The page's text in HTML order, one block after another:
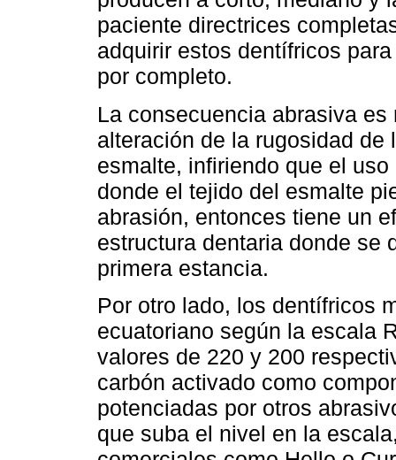
paciente directrices
adquirir estos dentífricos
por completo.
La consecuencia abrasiva
alteración de la rugosidad
esmalte, infiriendo que el
donde el tejido del esmalte
abrasión, entonces tiene un
estructura dentaria donde se
primera estancia.
Por otro lado, los dentífricos
ecuatoriano según la escala
valores de 220 y 200
carbón activado como
potenciadas por otros
que suba el nivel en la